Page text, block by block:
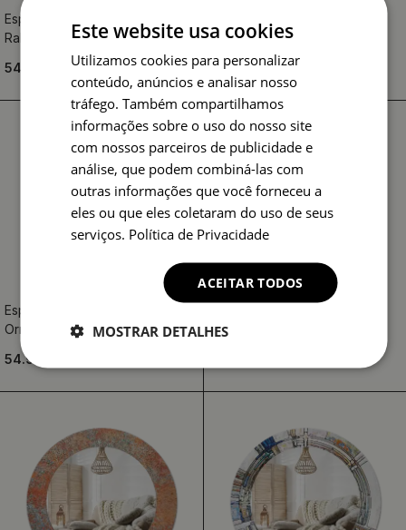
Espelho redondo decorativo
Rabiscos coloridos
54.99 €
Mármore azul
54.99 €
Espelho redondo decorativo
Ornament
54.99 €
Carpa Koi
Este website usa cookies
Utilizamos cookies para personalizar
conteúdo, anúncios e analisar nosso
tráfego. Também compartilhamos
informações sobre o uso do nosso site
com nossos parceiros de publicidade e
análise, que podem combiná-las com
outras informações que você forneceu a
eles ou que eles coletaram do uso de seus
serviços. Política de Privacidade
ACEITAR TODOS
MOSTRAR DETALHES